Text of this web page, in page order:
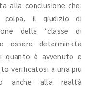
alla conclusione che:
colpa, il giudizio di
della ‘classe di
essere determinata
quanto è avvenuto e
verificatosi a una più
anche alla realtà